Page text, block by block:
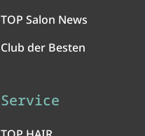
TOP Salon News
Club der Besten
Service